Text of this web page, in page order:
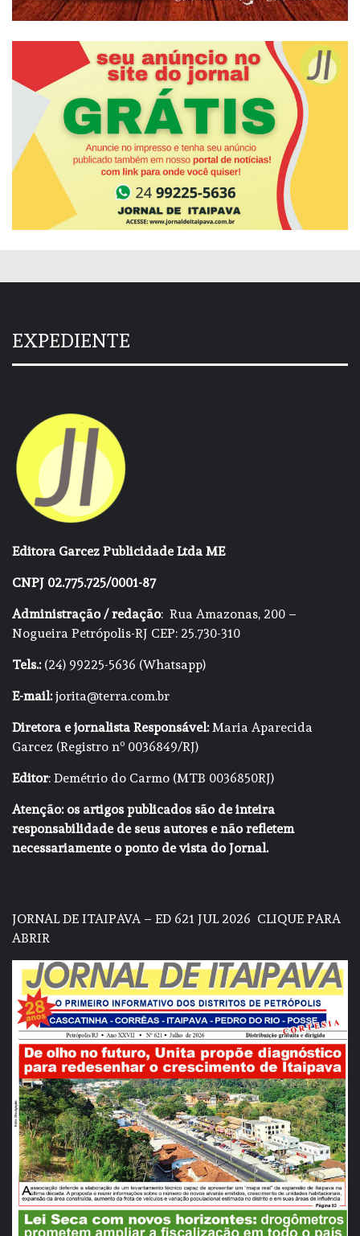
EXPEDIENTE
Editora Garcez Publicidade Ltda ME
CNPJ 02.775.725/0001-87
Administração / redação: Rua Amazonas, 200 –
Nogueira Petrópolis-RJ CEP: 25.730-310
Tels.:(24) 99225-5636 (Whatsapp)
E-mail:jorita@terra.com.br
Diretora e jornalista Responsável:Maria Aparecida
Garcez (Registro nº 0036849/RJ)
Editor: Demétrio do Carmo (MTB 0036850RJ)
Atenção: os artigos publicados são de inteira
responsabilidade de seus autores e não refletem
necessariamente o ponto de vista do Jornal.
JORNAL DE ITAIPAVA – ED 621 JUL 2026 CLIQUE PARA
ABRIR